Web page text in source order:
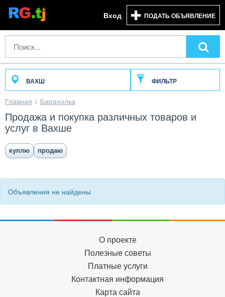
Вход ПОДАТЬ ОБЪЯВЛЕНИЕ
ВАХШ ФИЛЬТР
Главная > Барахолка
Продажа и покупка различных товаров и
услуг в Вахше
куплю продаю
Объявления не найдены
О проекте
Полезные советы
Платные услуги
Контактная информация
Карта сайта